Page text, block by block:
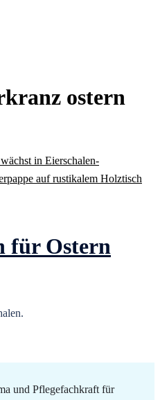
ostern
für Ostern
und Pflegefachkraft für